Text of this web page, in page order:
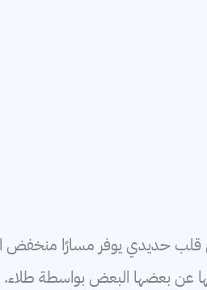
حديدي يوفر مسارًا منخفض
عن بعضها البعض بواسطة طلاء.